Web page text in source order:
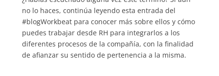
no lo haces, continúa leyendo esta entrada del
#blogWorkbeat para conocer más sobre ellos y cómo
puedes trabajar desde RH para integrarlos a los
diferentes procesos de la compañía, con la finalidad
de afianzar su sentido de pertenencia a la misma.